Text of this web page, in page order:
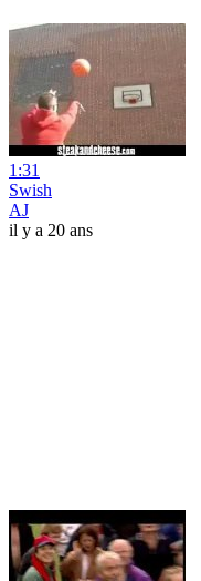
1:31
Swish
AJ
il y a 20 ans